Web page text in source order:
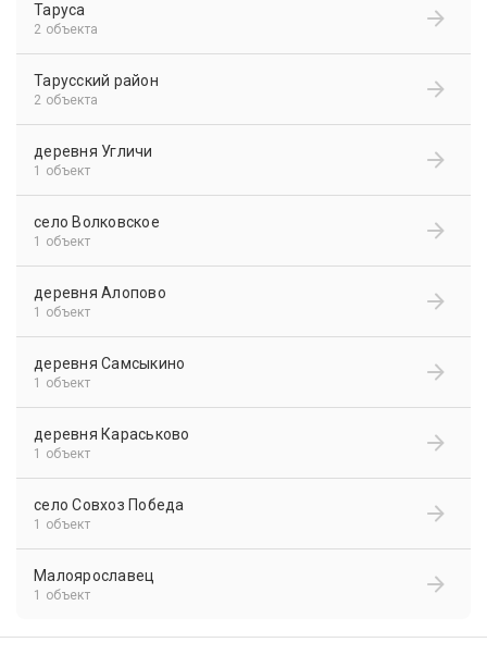
Таруса
2 объекта
Тарусский район
2 объекта
деревня Угличи
1 объект
село Волковское
1 объект
деревня Алопово
1 объект
деревня Самсыкино
1 объект
деревня Караськово
1 объект
село Совхоз Победа
1 объект
Малоярославец
1 объект